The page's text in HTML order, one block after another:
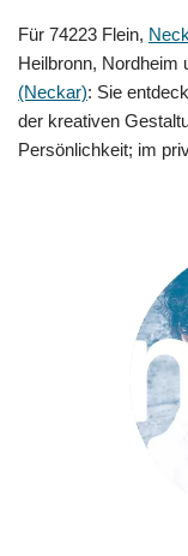
Für 74223 Flein,
Heilbronn, Nordheim
(Neckar): Sie
der kreativen
Persönlichkeit; im